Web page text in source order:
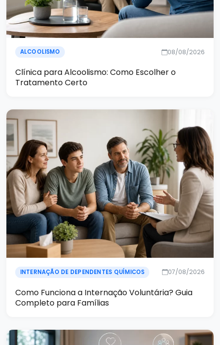
ALCOOLISMO 08/08/2026
Clínica para Alcoolismo: Como Escolher o
Tratamento Certo
INTERNAÇÃO DE DEPENDENTES QUÍMICOS 07/08/2026
Como Funciona a Internação Voluntária? Guia
Completo para Famílias